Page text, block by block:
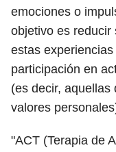
emociones o
objetivo es reducir
estas
participación en
(es decir, aquellas
valores
"ACT (Terapia de